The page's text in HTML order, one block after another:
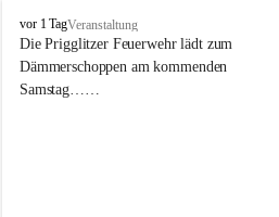
P
r
i
g
vor 1 TagVeranstaltung
Die Prigglitzer Feuerwehr lädt zum
Dämmerschoppen am kommenden
Samstag……